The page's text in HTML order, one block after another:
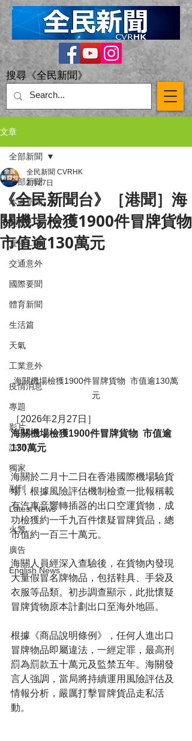
搜尋《全民新聞》
文章
全部新聞
本港新聞
突發
直播 Live
交通意外
國際要聞
體育新聞
生活篇
天氣
工業意外
疫情消息
專題
影片
訪問
獨家
副刊
Latest News
火警
廣告
English News
全部新聞
《全民新聞台》［港聞］海
關機場檢獲1900件冒牌貨物
市值逾130萬元
全民新聞 CVRHK
2月27日
海關機場檢獲1900件冒牌貨物  市值逾130萬
元
［2026年2月27日］
海關機場檢獲1900件冒牌貨物  市值逾
130萬元
海關於二月十二日在香港國際機場驗貨
場，根據風險評估機制檢查一批報稱載
有汽車音響轉插器的出口空運貨物，成
功檢獲約一千九百件懷疑冒牌貨品，總
市值約一百三十萬元。
海關人員經深入查驗後，在貨物內發現
大量假冒名牌物品，包括鞋具、手袋及
衣服等品類。初步調查顯示，此批懷疑
冒牌貨物原本計劃出口至海外地區。
根據《商品說明條例》，任何人進出口
冒牌物品即屬違法，一經定罪，最高刑
罰為罰款五十萬元及監禁五年。海關發
言人強調，當局將持續運用風險評估及
情報分析，嚴厲打擊冒牌貨品走私活
動。